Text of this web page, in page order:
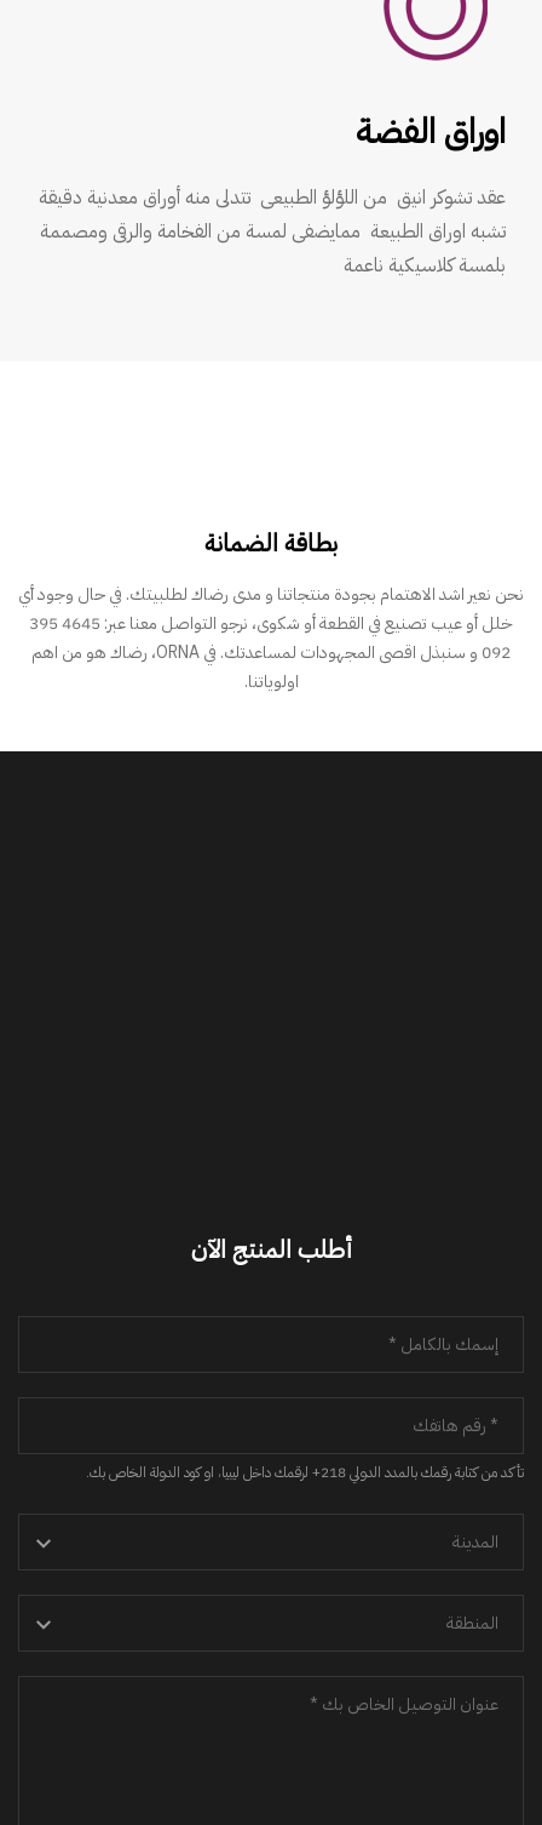
اوراق الفضة
عقد تشوكر انيق من اللؤلؤ الطبيعى تتدلى منه أوراق معدنية دقيقة
تشبه اوراق الطبيعة ممايضفى لمسة من الفخامة والرقى ومصممة
بلمسة كلاسيكية ناعمة
بطاقة الضمانة
نحن نعير اشد الاهتمام بجودة منتجاتنا و مدى رضاك لطلبيتك. في حال وجود أي
خلل أو عيب تصنيع في القطعة أو شكوى، نرجو التواصل معنا عبر: 4645 395
092 و سنبذل اقصى المجهودات لمساعدتك. في ORNA، رضاك هو من اهم
اولوياتنا.
أطلب المنتج الآن
تأكد من كتابة رقمك بالمدد الدولي 218+ لرقمك داخل ليبيا، او كود الدولة الخاص بك.